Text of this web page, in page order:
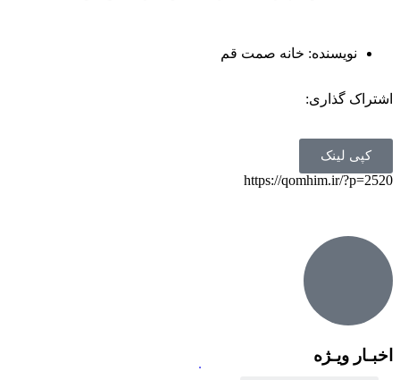
نویسنده: خانه صمت قم
اشتراک گذاری:
کپی لینک
https://qomhim.ir/?p=2520
اخبـار ویـژه